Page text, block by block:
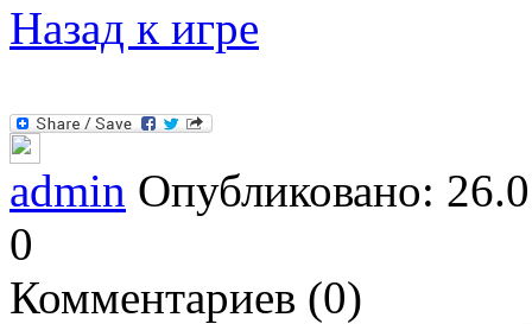
Назад к игре
admin Опубликовано:
0
Комментариев (0)